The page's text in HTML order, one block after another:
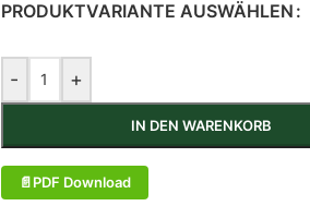
PRODUKTVARIANTE AUSWÄHLEN
- +
IN DEN WARENKORB
PDF Download